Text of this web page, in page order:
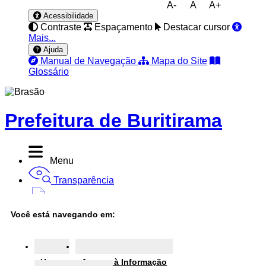
A- A A+
Acessibilidade
Contraste Espaçamento
Destacar cursor
Mais...
Ajuda
Manual de Navegação
Mapa do Site
Glossário
Prefeitura de Buritirama
Menu
Transparência
Ouvidoria
Você está navegando em:
Home Acesso à Informação